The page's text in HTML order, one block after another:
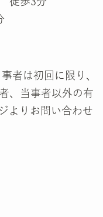
者は初回に限り、
、当事者以外の有
よりお問い合わせ